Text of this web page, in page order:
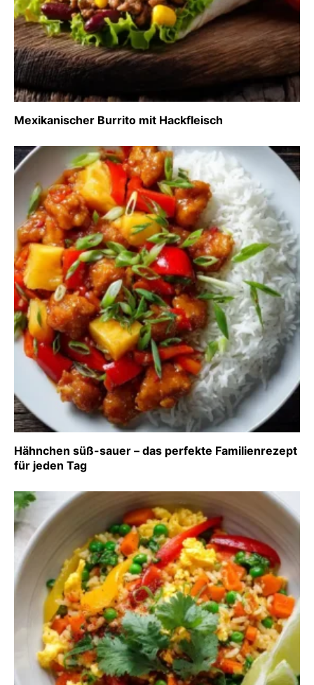
Mexikanischer Burrito mit Hackfleisch
Hähnchen süß-sauer – das perfekte Familienrezept
für jeden Tag